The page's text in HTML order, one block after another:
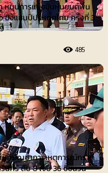
หนุนการแข่งขันหุ่นยนต์พื้น
งแชมป์ประเทศไทย ครั้งที่ 3
485
ที่บัญชาการเหตุการณ์กราด
นทร์ ดับ 8 เจ็บ 36 ชี้ชนวน